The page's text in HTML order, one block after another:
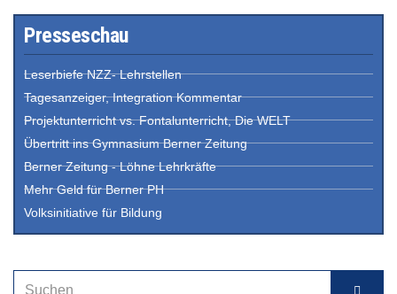
Presseschau
Leserbiefe NZZ- Lehrstellen
Tagesanzeiger, Integration Kommentar
Projektunterricht vs. Fontalunterricht, Die WELT
Übertritt ins Gymnasium Berner Zeitung
Berner Zeitung - Löhne Lehrkräfte
Mehr Geld für Berner PH
Volksinitiative für Bildung